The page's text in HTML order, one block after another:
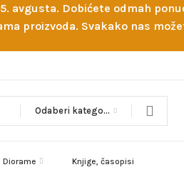
avgusta. Dobićete odmah
proizvoda. Svakako nas
Odaberi kategoriju
Diorame Knjige, časopisi